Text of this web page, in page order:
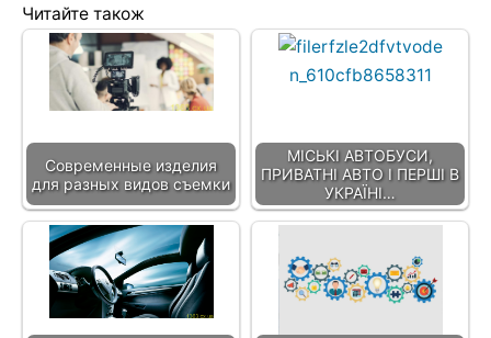
Читайте також
Современные изделия
для разных видов съемки
МІСЬКІ АВТОБУСИ,
ПРИВАТНІ АВТО І ПЕРШІ В
УКРАЇНІ…